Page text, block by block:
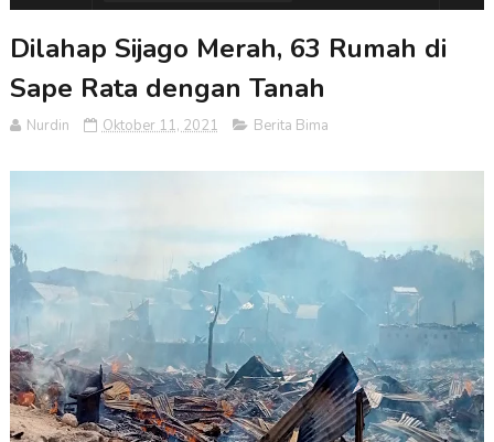
Dilahap Sijago Merah, 63 Rumah di
Sape Rata dengan Tanah
Nurdin Oktober 11, 2021 Berita Bima